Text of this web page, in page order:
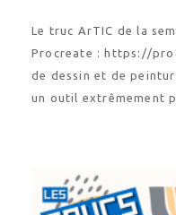
Le truc ArTIC de la
Procreate : https://
de dessin et de
un outil extrêmement